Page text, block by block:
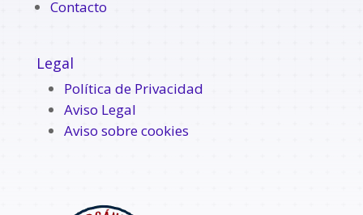
Contacto
Legal
Política de Privacidad
Aviso Legal
Aviso sobre cookies